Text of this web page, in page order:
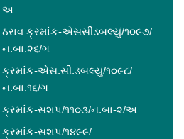
અ
ઠરાવ ક્રમાંક-એસસીડબલ્યું/૧૦૯૭/
ન.બા.૨૬/ગ
ક્રમાંક-એસ.સી.ડબલ્યું/૧૦૯૮/
ન.બા.૧૬/ગ
ક્રમાંક-સશપ/૧૧૦૩/ન.બા-૨/અ
ક્રમાંક-સશપ/૧૪૯૯/